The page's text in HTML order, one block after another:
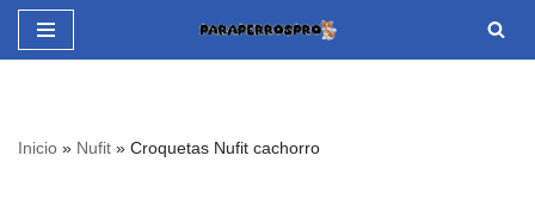
Saltar
Inicio » Nufit » Croquetas Nufit cachorro